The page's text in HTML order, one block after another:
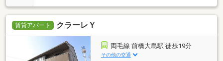
賃貸アパート クラーレＹ
両毛線 前橋大島駅 徒歩19分
その他の交通